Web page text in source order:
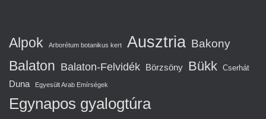
Alpok Arborétum botanikus kert Ausztria Bakony
Balaton Balaton-Felvidék Börzsöny Bükk Cserhát
Duna Egyesült Arab Emírségek
Egynapos gyalogtúra